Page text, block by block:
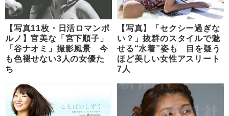
【写真11枚・日活ロマンポ
ルノ】官美な「宮下順子」
「谷ナオミ」撮影風景 今
も色褪せない3人の女優た
ち
【写真】「セクシー過ぎな
い？」抜群のスタイルで魅
せる“水着”姿も 目を疑う
ほど美しい女性アスリート
7人